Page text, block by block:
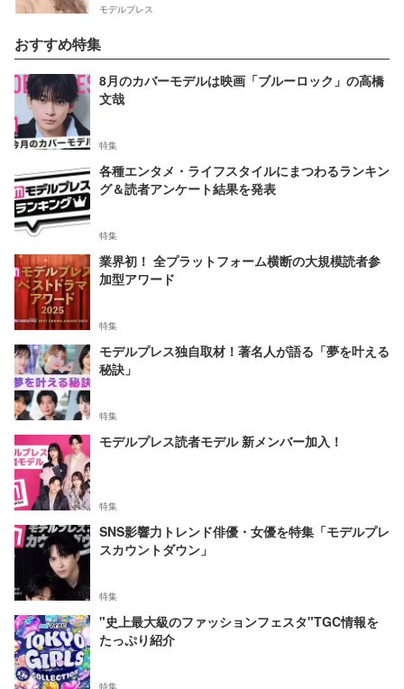
モデルプレス
おすすめ特集
8月のカバーモデルは映画「ブルーロック」の高橋
文哉
特集
各種エンタメ・ライフスタイルにまつわるランキン
グ＆読者アンケート結果を発表
特集
業界初！ 全プラットフォーム横断の大規模読者参
加型アワード
特集
モデルプレス独自取材！著名人が語る「夢を叶える
秘訣」
特集
モデルプレス読者モデル 新メンバー加入！
特集
SNS影響力トレンド俳優・女優を特集「モデルプレ
スカウントダウン」
特集
"史上最大級のファッションフェスタ"TGC情報を
たっぷり紹介
特集